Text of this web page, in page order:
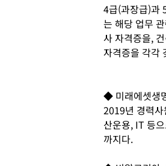
4급(과장급)과
는 해당 업무
사 자격증을,
자격증을 각각
◆ 미래에셋생
2019년 경력사
산운용, IT 등
까지다.